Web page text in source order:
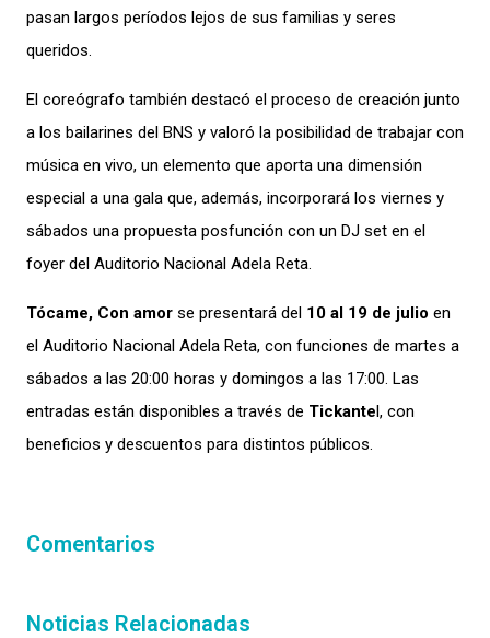
pasan largos períodos lejos de sus familias y seres
queridos.
El coreógrafo también destacó el proceso de creación junto
a los bailarines del BNS y valoró la posibilidad de trabajar con
música en vivo, un elemento que aporta una dimensión
especial a una gala que, además, incorporará los viernes y
sábados una propuesta posfunción con un DJ set en el
foyer del Auditorio Nacional Adela Reta.
Tócame, Con amor se presentará del 10 al 19 de julio en
el Auditorio Nacional Adela Reta, con funciones de martes a
sábados a las 20:00 horas y domingos a las 17:00. Las
entradas están disponibles a través de Tickantel, con
beneficios y descuentos para distintos públicos.
Comentarios
Noticias Relacionadas